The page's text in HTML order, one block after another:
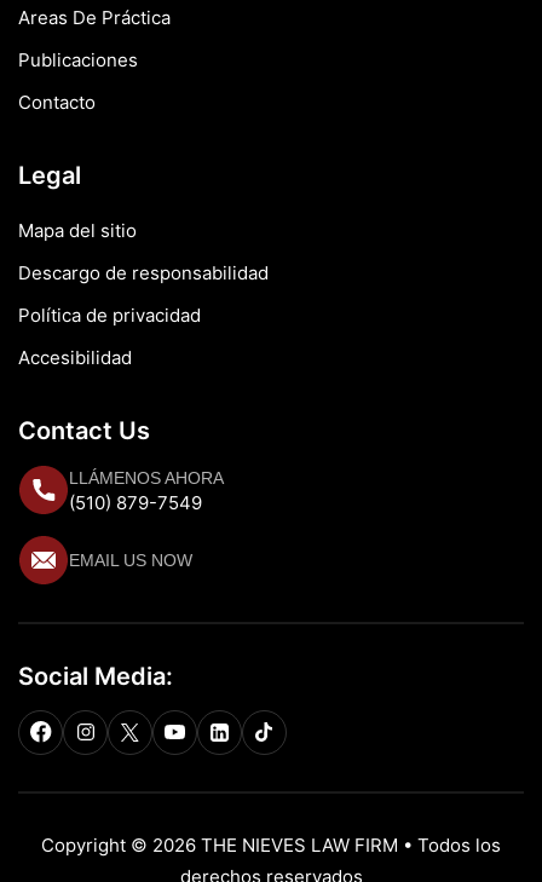
Areas De Práctica
Publicaciones
Contacto
Legal
Mapa del sitio
Descargo de responsabilidad
Política de privacidad
Accesibilidad
Contact Us
LLÁMENOS AHORA
(510) 879-7549
EMAIL US NOW
Social Media:
Copyright © 2026 THE NIEVES LAW FIRM • Todos los
derechos reservados